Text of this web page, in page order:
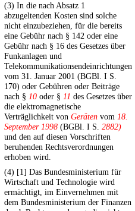
(3) In die nach Absatz 1
abzugeltenden Kosten sind solche
nicht einzubeziehen, für die bereits
eine Gebühr nach § 142 oder eine
Gebühr nach § 16 des Gesetzes über
Funkanlagen und
Telekommunikationsendeinrichtungen
vom 31. Januar 2001 (BGBl. I S.
170) oder Gebühren oder Beiträge
nach § 10 oder § 11 des Gesetzes über
die elektromagnetische
Verträglichkeit von Geräten vom 18.
September 1998 (BGBl. I S. 2882)
und den auf diesen Vorschriften
beruhenden Rechtsverordnungen
erhoben wird.
(4) [1] Das Bundesministerium für
Wirtschaft und Technologie wird
ermächtigt, im Einvernehmen mit
dem Bundesministerium der Finanzen